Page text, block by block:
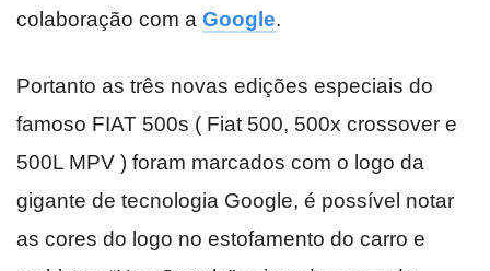
colaboração com a Google.
Portanto as três novas edições especiais do
famoso FIAT 500s ( Fiat 500, 500x crossover e
500L MPV ) foram marcados com o logo da
gigante de tecnologia Google, é possível notar
as cores do logo no estofamento do carro e